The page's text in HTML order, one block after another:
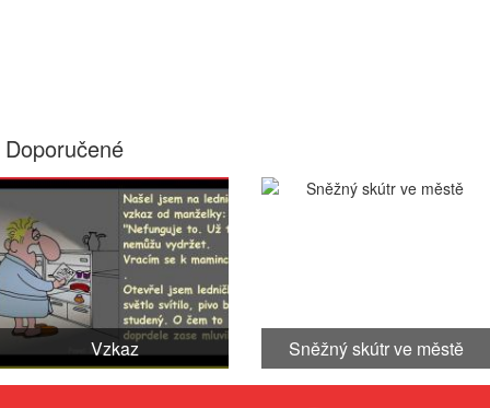
Doporučené
Vzkaz Sněžný skútr ve městě